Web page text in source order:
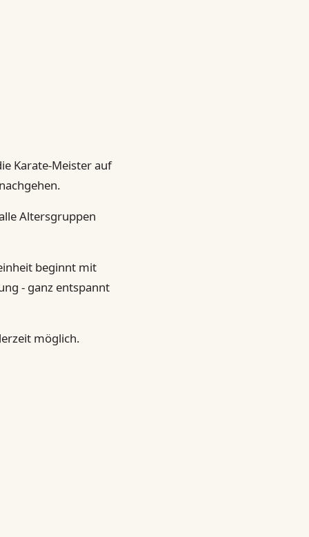
Karate-Meister auf
Altersgruppen
beginnt mit
- ganz entspannt
möglich.